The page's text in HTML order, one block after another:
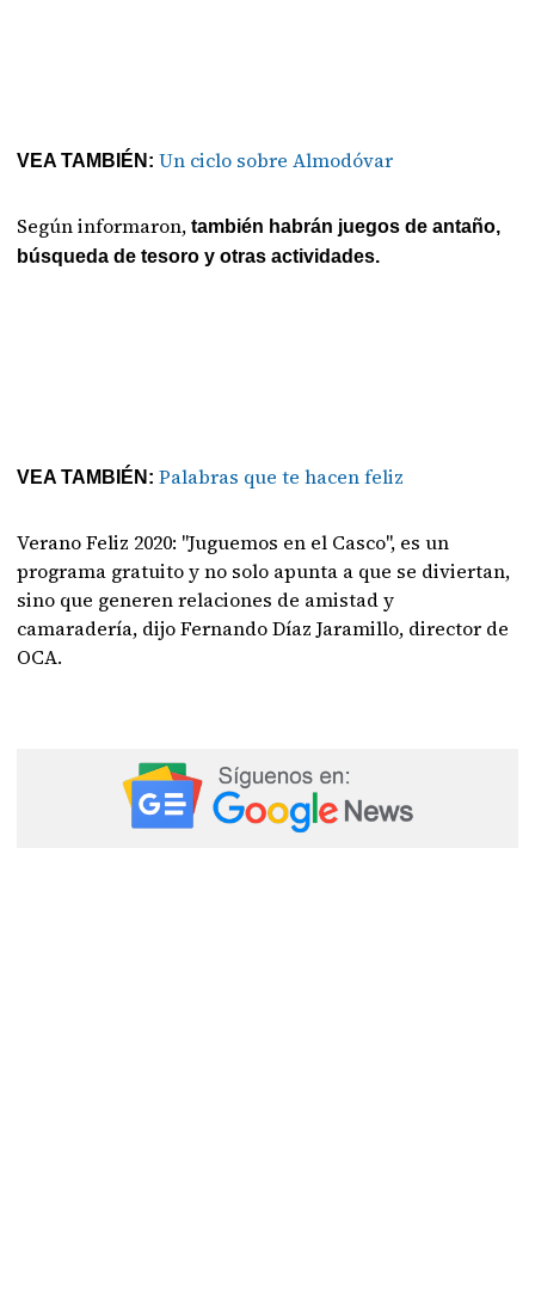
VEA TAMBIÉN:Un ciclo sobre Almodóvar
Según informaron,también habrán juegos de antaño,
búsqueda de tesoro y otras actividades.
VEA TAMBIÉN:Palabras que te hacen feliz
Verano Feliz 2020: "Juguemos en el Casco", es un
programa gratuito y no solo apunta a que se diviertan,
sino que generen relaciones de amistad y
camaradería, dijo Fernando Díaz Jaramillo, director de
OCA.